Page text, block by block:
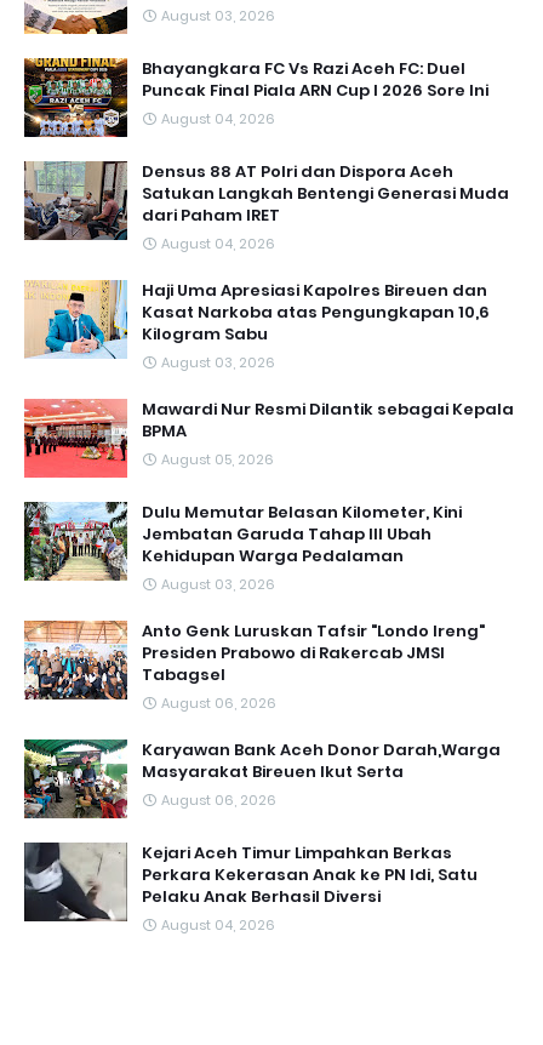
August 03, 2026
Bhayangkara FC Vs Razi Aceh FC: Duel
Puncak Final Piala ARN Cup I 2026 Sore Ini
August 04, 2026
Densus 88 AT Polri dan Dispora Aceh
Satukan Langkah Bentengi Generasi Muda
dari Paham IRET
August 04, 2026
Haji Uma Apresiasi Kapolres Bireuen dan
Kasat Narkoba atas Pengungkapan 10,6
Kilogram Sabu
August 03, 2026
Mawardi Nur Resmi Dilantik sebagai Kepala
BPMA
August 05, 2026
Dulu Memutar Belasan Kilometer, Kini
Jembatan Garuda Tahap III Ubah
Kehidupan Warga Pedalaman ‎
August 03, 2026
Anto Genk Luruskan Tafsir "Londo Ireng"
Presiden Prabowo di Rakercab JMSI
Tabagsel
August 06, 2026
Karyawan Bank Aceh Donor Darah,Warga
Masyarakat Bireuen Ikut Serta
August 06, 2026
Kejari Aceh Timur Limpahkan Berkas
Perkara Kekerasan Anak ke PN Idi, Satu
Pelaku Anak Berhasil Diversi
August 04, 2026